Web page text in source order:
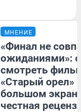
МНЕНИЕ
«Финал не
ожиданиями»:
смотреть
«Старый орел»
большом
честная